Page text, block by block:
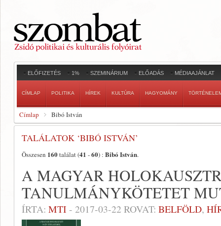
ELŐFIZETÉS 1% SZEMINÁRIUM ELŐADÁS MÉDIAAJÁNLAT
CÍMLAP POLITIKA HÍREK KULTÚRA HAGYOMÁNY
Címlap Bibó István
TALÁLATOK ‘BIBÓ ISTVÁN’
Összesen 160találat (41 -60) : Bibó István.
A MAGYAR
TANULMÁNYKÖTETET
ÍRTA: MTI - 2017-03-22 ROVAT: BELFÖLD,